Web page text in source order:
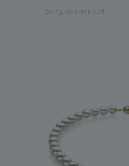
Sorry, ausverkauft